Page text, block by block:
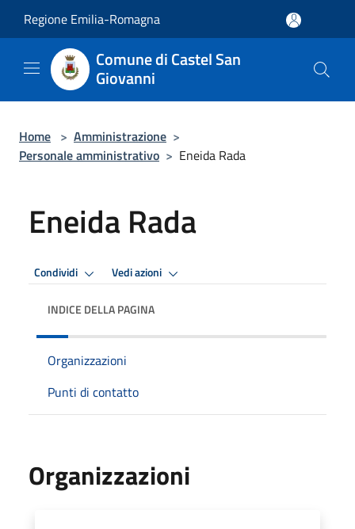
Regione Emilia-Romagna
Comune di Castel San
Giovanni
Home > Amministrazione >
Personale amministrativo > Eneida Rada
Eneida Rada
Condividi Vedi azioni
INDICE DELLA PAGINA
Organizzazioni
Punti di contatto
Organizzazioni